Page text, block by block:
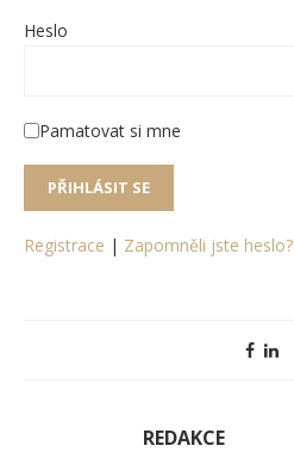
Heslo
Pamatovat si mne
Registrace | Zapomněli jste heslo?
REDAKCE